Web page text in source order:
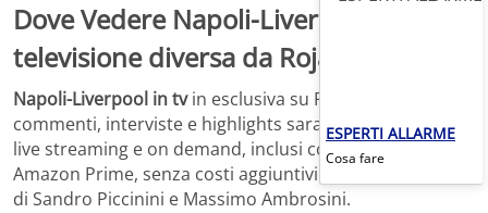
Dove Vedere Napoli-Liverpool in
televisione diversa da Rojadirecta TV
Napoli-Liverpool in tvin esclusiva su Prime Video con
commenti, interviste e highlights saranno disponibili in
live streaming e on demand, inclusi con l’abbonamento
Amazon Prime, senza costi aggiuntivi. La telecronaca è
di Sandro Piccinini e Massimo Ambrosini.
ESPERTI ALLARME
Cosa fare